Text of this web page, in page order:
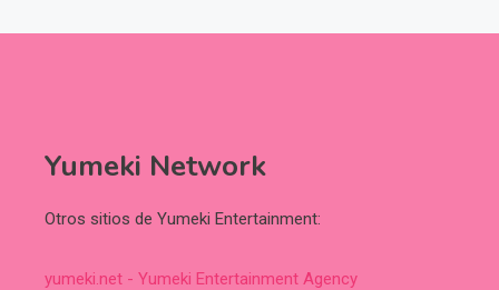
Yumeki Network
Otros sitios de Yumeki Entertainment:
yumeki.net - Yumeki Entertainment Agency